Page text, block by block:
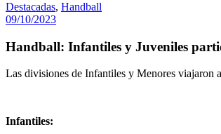
Destacadas, Handball
09/10/2023
Handball: Infantiles y Juveniles
Las divisiones de Infantiles y Menores viajaron
Infantiles: